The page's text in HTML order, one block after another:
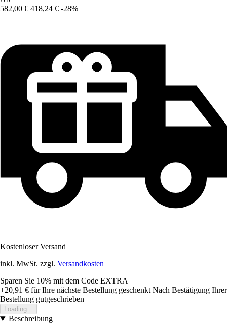
582,00 € 418,24 € -28%
Kostenloser Versand
inkl. MwSt. zzgl. Versandkosten
Sparen Sie 10% mit dem Code EXTRA
+20,91 € für Ihre nächste Bestellung geschenkt Nach Bestätigung Ihrer
Bestellung gutgeschrieben
Loading...
Beschreibung